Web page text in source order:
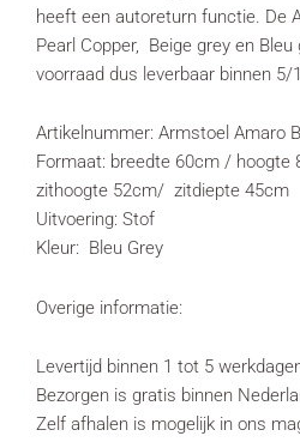
heeft een autoreturn functie. De
Pearl Copper, Beige grey en
voorraad dus leverbaar binnen 5/
Artikelnummer: Armstoel Amaro
Formaat: breedte 60cm /
zithoogte 52cm/ zitdiepte 45cm
Uitvoering: Stof
Kleur: Bleu Grey
Overige informatie:
Levertijd binnen 1 tot 5
Bezorgen is gratis binnen
Zelf afhalen is mogelijk in ons